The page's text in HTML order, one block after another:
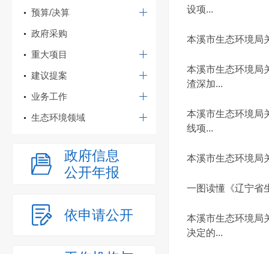
预算/决算
政府采购
重大项目
建议提案
业务工作
生态环境领域
政府信息
公开年报
依申请公开
设项...
本溪市生态环境局
本溪市生态环境局
渣深加...
本溪市生态环境局
线项...
本溪市生态环境局
一图读懂《辽宁省
本溪市生态环境局
决定的...